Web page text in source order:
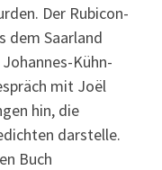
Der Rubicon-
dem Saarland
Kühn-
mit Joël
hin, die
darstelle.
Buch